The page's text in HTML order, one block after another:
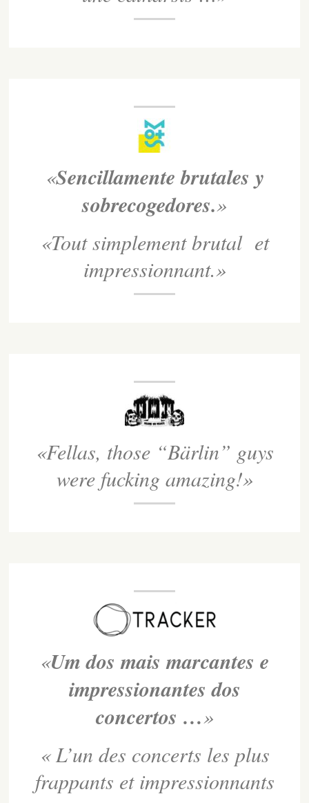
«Sencillamente brutales y
sobrecogedores.»
«Tout simplement brutal et
impressionnant.»
«Fellas, those “Bärlin” guys
were fucking amazing!»
«Um dos mais marcantes e
impressionantes dos
concertos …»
« L’un des concerts les plus
frappants et impressionnants